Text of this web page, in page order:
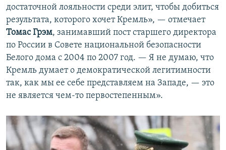
достаточной лояльности среди элит, чтобы добиться
результата, которого хочет Кремль», — отмечает
Томас Грэм, занимавший пост старшего директора
по России в Совете национальной безопасности
Белого дома с 2004 по 2007 год. — Я не думаю, что
Кремль думает о демократической легитимности
так, как мы ее себе представляем на Западе, — это
не является чем-то первостепенным».